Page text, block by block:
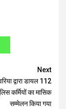
Next
द्वारा डायल 112
कर्मियों का मासिक
सम्मेलन किया गया